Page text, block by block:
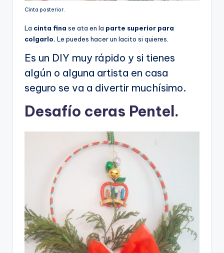
Cinta posterior.
La cinta fina se ata en la parte superior para
colgarlo. Le puedes hacer un lacito si quieres.
Es un DIY muy rápido y si tienes
algún o alguna artista en casa
seguro se va a divertir muchísimo.
Desafío ceras Pentel.